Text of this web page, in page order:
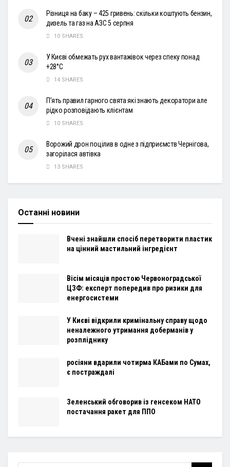
Різниця на баку – 425 гривень: скільки коштують бензин,
дизель та газ на АЗС 5 серпня
10 SHARES
У Києві обмежать рух вантажівок через спеку понад
+28°С
14 SHARES
П’ять правил гарного свята які знають декоратори але
рідко розповідають клієнтам
10 SHARES
Ворожий дрон поцілив в одне з підприємств Чернігова,
загорілася автівка
13 SHARES
Останні новини
Вчені знайшли спосіб перетворити пластик
на цінний мастильний інгредієнт
Вісім місяців простою Червоноградської
ЦЗФ: експерт попередив про ризики для
енергосистеми
У Києві відкрили кримінальну справу щодо
неналежного утримання доберманів у
розпліднику
росіяни вдарили чотирма КАБами по Сумах,
є постраждалі
Зеленський обговорив із генсеком НАТО
постачання ракет для ППО